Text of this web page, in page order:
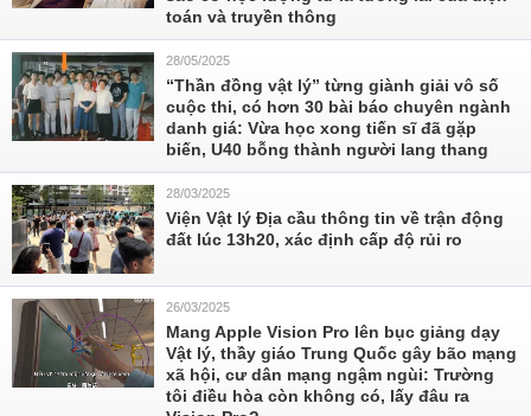
toán và truyền thông
28/05/2025
“Thần đồng vật lý” từng giành giải vô số
cuộc thi, có hơn 30 bài báo chuyên ngành
danh giá: Vừa học xong tiến sĩ đã gặp
biến, U40 bỗng thành người lang thang
28/03/2025
Viện Vật lý Địa cầu thông tin về trận động
đất lúc 13h20, xác định cấp độ rủi ro
26/03/2025
Mang Apple Vision Pro lên bục giảng dạy
Vật lý, thầy giáo Trung Quốc gây bão mạng
xã hội, cư dân mạng ngậm ngùi: Trường
tôi điều hòa còn không có, lấy đâu ra